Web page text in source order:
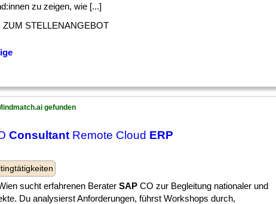
zu zeigen, wie [...]
ZUM STELLENANGEBOT
gefunden
Consultant Remote Cloud ERP
sucht erfahrenen Berater SAP CO zur Begleitung nationaler und
Du analysierst Anforderungen, führst Workshops durch,